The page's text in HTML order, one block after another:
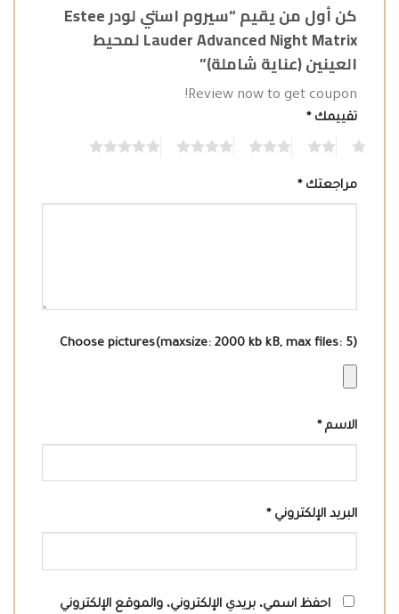
كن أول من يقيم “سيروم استي لودر Estee
Lauder Advanced Night Matrix لمحيط
العينين (عناية شاملة)”
Review now to get coupon!
تقييمك*
مراجعتك*
Choose pictures(maxsize: 2000 kb kB, max files: 5)
الاسم*
البريد الإلكتروني*
احفظ اسمي، بريدي الإلكتروني، والموقع الإلكتروني